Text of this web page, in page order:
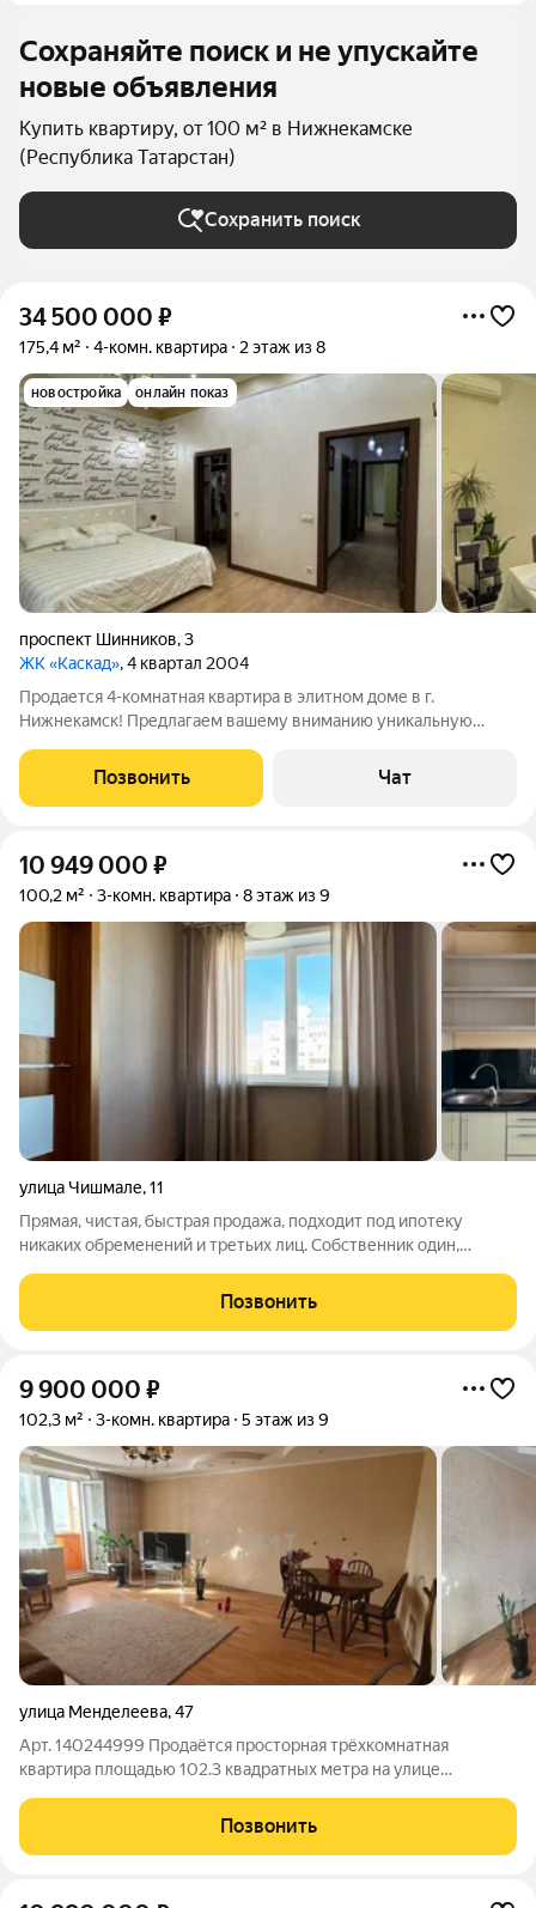
Сохраняйте поиск и не упускайте
новые объявления
Купить квартиру, от 100 м² в Нижнекамске
(Республика Татарстан)
Сохранить поиск
34 500 000 ₽
175,4 м² 4-комн. квартира 2 этаж из 8
новостройка онлайн показ
проспект Шинников,3
ЖК «Каскад», 4 квартал 2004
Продается 4-комнатная квартира в элитном доме в г.
Нижнекамск! Предлагаем вашему вниманию уникальную
Характеристики квартиры: Площадь: 165,4 кв.м, общая с 4
лоджиями 175,4 кв.м. Просторные комнаты,
Позвонить Чат
10 949 000 ₽
100,2 м² 3-комн. квартира 8 этаж из 9
улица Чишмале,11
Прямая, чистая, быстрая продажа, подходит под ипотеку
никаких обременений и третьих лиц. Собственник один,
единственное жильё. Никого не прописано. Прекрасный бонус
оставляем всю кухонную
Позвонить
9 900 000 ₽
102,3 м² 3-комн. квартира 5 этаж из 9
улица Менделеева,47
Арт. 140244999 Продаётся просторная трёхкомнатная
квартира площадью 102.3 квадратных метра на улице
пятом этаже девятиэтажного панельного дома, построенного
в 2004 году. Пространство квартиры
Позвонить